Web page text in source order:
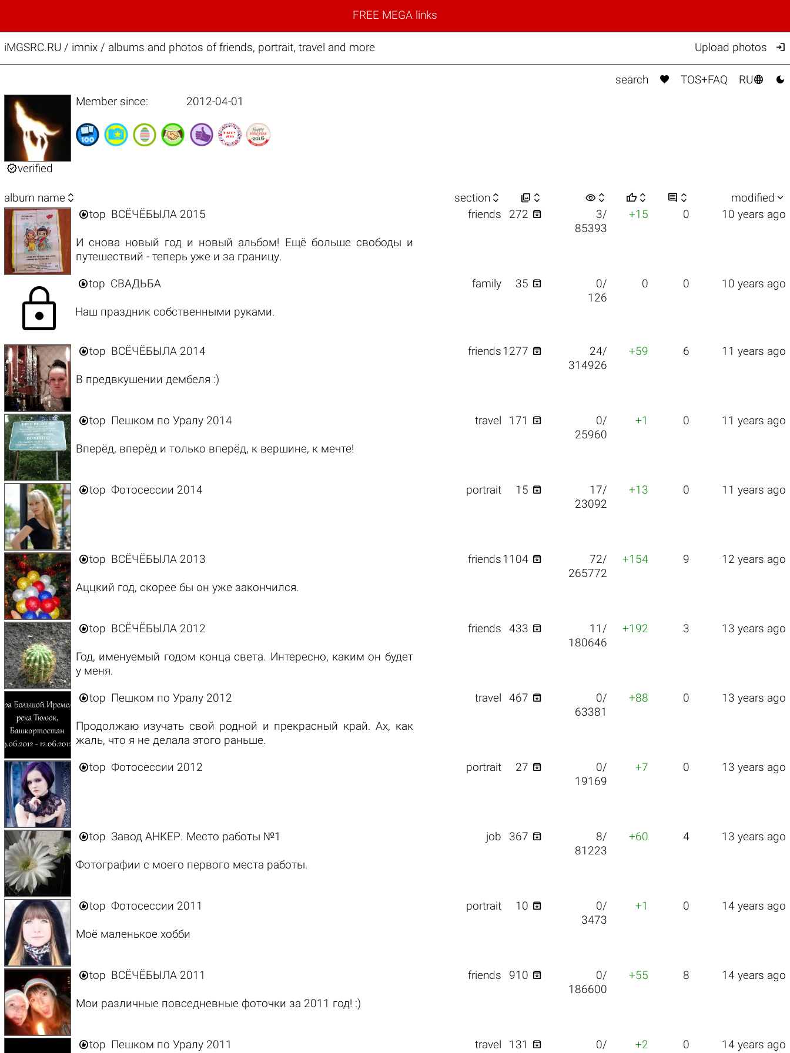
FREE MEGA links
iMGSRC.RU / imnix / albums and photos of friends, portrait, travel and more Upload photos 
search  TOS+FAQ RU 
verified
Member since: 2012-04-01
album name  section    visibility      modified 
top ВСЁЧЁБЫЛА 2015
И снова новый год и новый альбом! Ещё больше свободы и
путешествий - теперь уже и за границу.
friends 272 
3/
85393
+15 0 10 years ago
lock top СВАДЬБА
Наш праздник собственными руками.
family 35 
0/
126
0 0 10 years ago
top ВСЁЧЁБЫЛА 2014
В предвкушении дембеля :)
friends1277 
24/
314926
+59 6 11 years ago
top Пешком по Уралу 2014
Вперёд, вперёд и только вперёд, к вершине, к мечте!
travel 171 
0/
25960
+1 0 11 years ago
top Фотосессии 2014 portrait 15 
17/
23092
+13 0 11 years ago
top ВСЁЧЁБЫЛА 2013
Аццкий год, скорее бы он уже закончился.
friends1104 
72/
265772
+154 9 12 years ago
top ВСЁЧЁБЫЛА 2012
Год, именуемый годом конца света. Интересно, каким он будет
у меня.
friends 433 
11/
180646
+192 3 13 years ago
top Пешком по Уралу 2012
Продолжаю изучать свой родной и прекрасный край. Ах, как
жаль, что я не делала этого раньше.
travel 467 
0/
63381
+88 0 13 years ago
top Фотосессии 2012 portrait 27 
0/
19169
+7 0 13 years ago
top Завод АНКЕР. Место работы №1
Фотографии с моего первого места работы.
job 367 
8/
81223
+60 4 13 years ago
top Фотосессии 2011
Моё маленькое хобби
portrait 10 
0/
3473
+1 0 14 years ago
top ВСЁЧЁБЫЛА 2011
Мои различные повседневные фоточки за 2011 год! :)
friends 910 
0/
186600
+55 8 14 years ago
top Пешком по Уралу 2011 travel 131 
0/
+2 0 14 years ago